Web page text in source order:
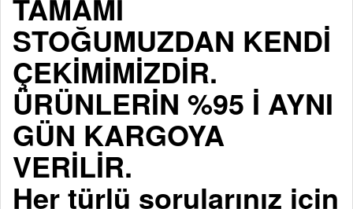
TAMAMI
STOĞUMUZDAN KENDİ
ÇEKİMİMİZDİR.
ÜRÜNLERİN %95 İ AYNI
GÜN KARGOYA
VERİLİR.
Her türlü sorularınız için